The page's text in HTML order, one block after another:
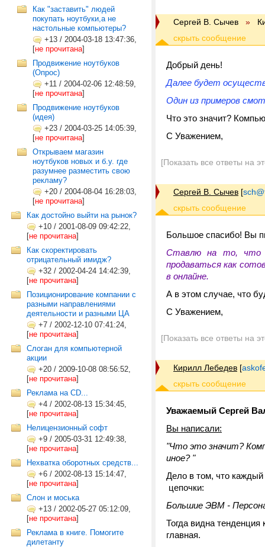
Как "заставить" людей
покупать ноутбуки,а не
настольные компьютеры?
+13 / 2004-03-18 13:47:36,
[не прочитана]
Продвижение ноутбуков
(Опрос)
+11 / 2004-02-06 12:48:59,
[не прочитана]
Продвижение ноутбуков
(идея)
+23 / 2004-03-25 14:05:39,
[не прочитана]
Открываем магазин
ноутбуков новых и б.у. где
разумнее разместить свою
рекламу?
+20 / 2004-08-04 16:28:03,
[не прочитана]
Как достойно выйти на рынок?
+10 / 2001-08-09 09:42:22,
[не прочитана]
Как скоректировать
отрицательный имидж?
+32 / 2002-04-24 14:42:39,
[не прочитана]
Позиционирование компании с
разными направлениями
деятельности и разными ЦА
+7 / 2002-12-10 07:41:24,
[не прочитана]
Слоган для компьютерной
акции
+20 / 2009-10-08 08:56:52,
[не прочитана]
Реклама на CD...
+4 / 2002-08-13 15:34:45,
[не прочитана]
Нелицензионный софт
+9 / 2005-03-31 12:49:38,
[не прочитана]
Нехватка оборотных средств...
+6 / 2002-08-13 15:14:47,
[не прочитана]
Слон и моська
+13 / 2002-05-27 05:12:09,
[не прочитана]
Реклама в книге. Помогите
дилетанту
Сергей В. Сычев »
Добрый день!
Далее будет
Один из примеров
Что это значит?
С Уважением,
[Показать все ответы на
Сергей В. Сычев [
Большое спасибо! Вы
Ставлю на то, что
продаваться как
в онлайне.
А в этом случае, что
С Уважением,
[Показать все ответы на
Кирилл Лебедев [
Уважаемый Сергей
Вы написали:
"Что это значит?
иное? "
Дело в том, что каждый
цепочки:
Большие ЭВМ -
Тогда видна
главная.